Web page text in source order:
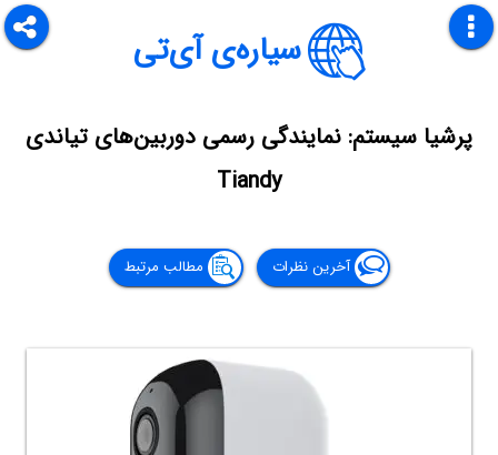
سیاره‌ی آی‌تی
پرشیا سیستم: نمایندگی رسمی دوربین‌های تیاندی
Tiandy
آخرین نظرات مطالب مرتبط